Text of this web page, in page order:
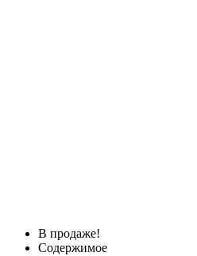
В продаже!
Содержимое